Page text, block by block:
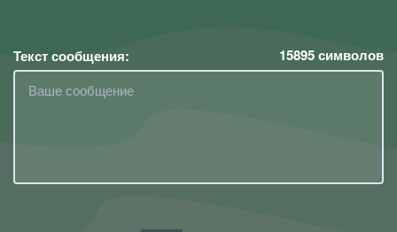
Текст сообщения: 15895символов